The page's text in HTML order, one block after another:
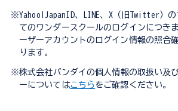
※Yahoo!JapanID、LINE、X（旧Twitter）
てのワンダースクールのログインにつき
ーザーアカウントのログイン情報の照合
ります。
※株式会社バンダイの個人情報の取扱い及
ーについてはこちら をご確認ください。